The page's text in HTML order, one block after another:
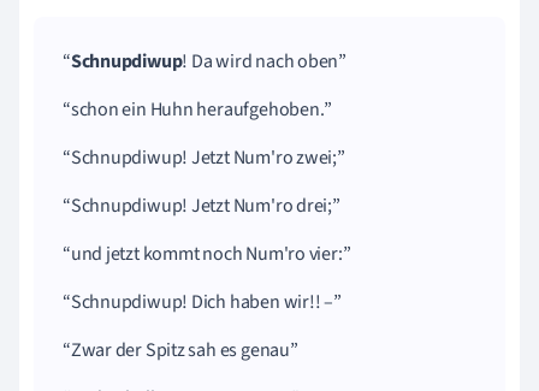
Schnupdiwup! Da wird nach oben
schon ein Huhn heraufgehoben.
Schnupdiwup! JetztNum'rozwei;
Schnupdiwup! JetztNum'rodrei;
und jetzt kommt nochNum'rovier:
Schnupdiwup! Dich haben wir!! –
Zwar der Spitz sah es genau